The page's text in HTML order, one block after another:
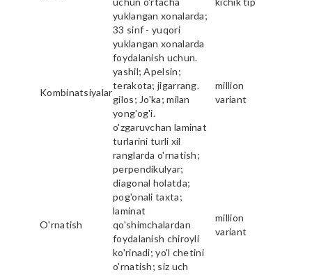
yuklangan xonalarda;
33 sinf - yuqori
yuklangan xonalarda
foydalanish uchun.
Kombinatsiyalar
yashil; Apelsin;
terakota; jigarrang.
gilos; Jo'ka; milan
yong'og'i.
million
variant
O'rnatish
o'zgaruvchan laminat
turlarini turli xil
ranglarda o'rnatish;
perpendikulyar;
diagonal holatda;
pog'onali taxta;
laminat
qo'shimchalardan
foydalanish chiroyli
ko'rinadi; yo'l chetini
o'rnatish; siz uch
million
variant